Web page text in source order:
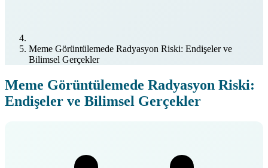
Meme Görüntülemede Radyasyon Riski: Endişeler ve
Bilimsel Gerçekler
Meme Görüntülemede Radyasyon Riski:
Endişeler ve Bilimsel Gerçekler